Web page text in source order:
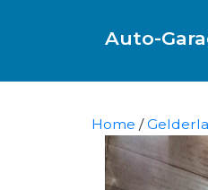
Auto-
Home /